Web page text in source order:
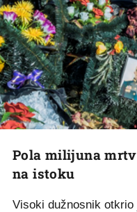
Pola milijuna
na istoku
Visoki dužnosnik